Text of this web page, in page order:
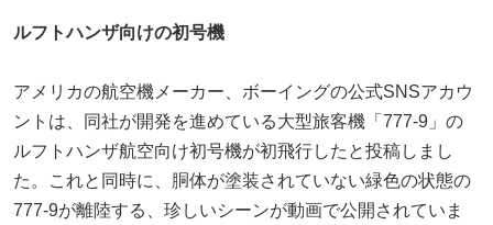
ルフトハンザ向けの初号機
アメリカの航空機メーカー、ボーイングの公式SNSアカウ
ントは、同社が開発を進めている大型旅客機「777-9」の
ルフトハンザ航空向け初号機が初飛行したと投稿しまし
た。これと同時に、胴体が塗装されていない緑色の状態の
777-9が離陸する、珍しいシーンが動画で公開されていま